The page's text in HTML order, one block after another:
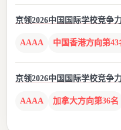
京领2026中国国际学校竞争
AAAA 中国香港方向第43
京领2026中国国际学校竞争
AAAA 加拿大方向第36名